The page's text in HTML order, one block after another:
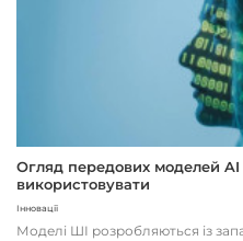
Огляд передових моделей AI :
використовувати
Інновації
Моделі ШІ розробляються із